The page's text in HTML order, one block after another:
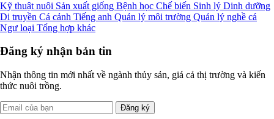
Kỹ thuật nuôi Sản xuất giống Bệnh học Chế biến Sinh lý Dinh dưỡng
Di truyền Cá cảnh Tiếng anh Quản lý môi trường Quản lý nghề cá
Ngư loại Tổng hợp khác
Đăng ký nhận bản tin
Nhận thông tin mới nhất về ngành thủy sản, giá cả thị trường và kiến
thức nuôi trồng.
Đăng ký